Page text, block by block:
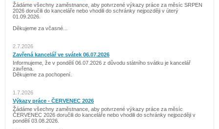
Žádáme všechny zaměstnance, aby potvrzené výkazy práce za měsíc SRPEN
2026 doručili do kanceláře nebo vhodili do schránky nejpozději v úterý
01.09.2026.
Děkujeme za včasné...
2.7.2026
Zavřená kancelář ve svátek 06.07.2026
Informujeme, že v pondělí 06.07.2026 z důvodu státního svátku je kancelář
zavřena.
Děkujeme za pochopení.
1.7.2026
Výkazy práce - ČERVENEC 2026
Žádáme všechny zaměstnance, aby potvrzené výkazy práce za měsíc
ČERVENEC 2026 doručili do kanceláře nebo vhodili do schránky nejpozději v
pondělí 03.08.2026.